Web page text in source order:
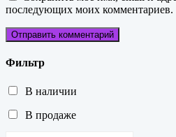
последующих моих комментариев.
Фильтр
В наличии
В продаже